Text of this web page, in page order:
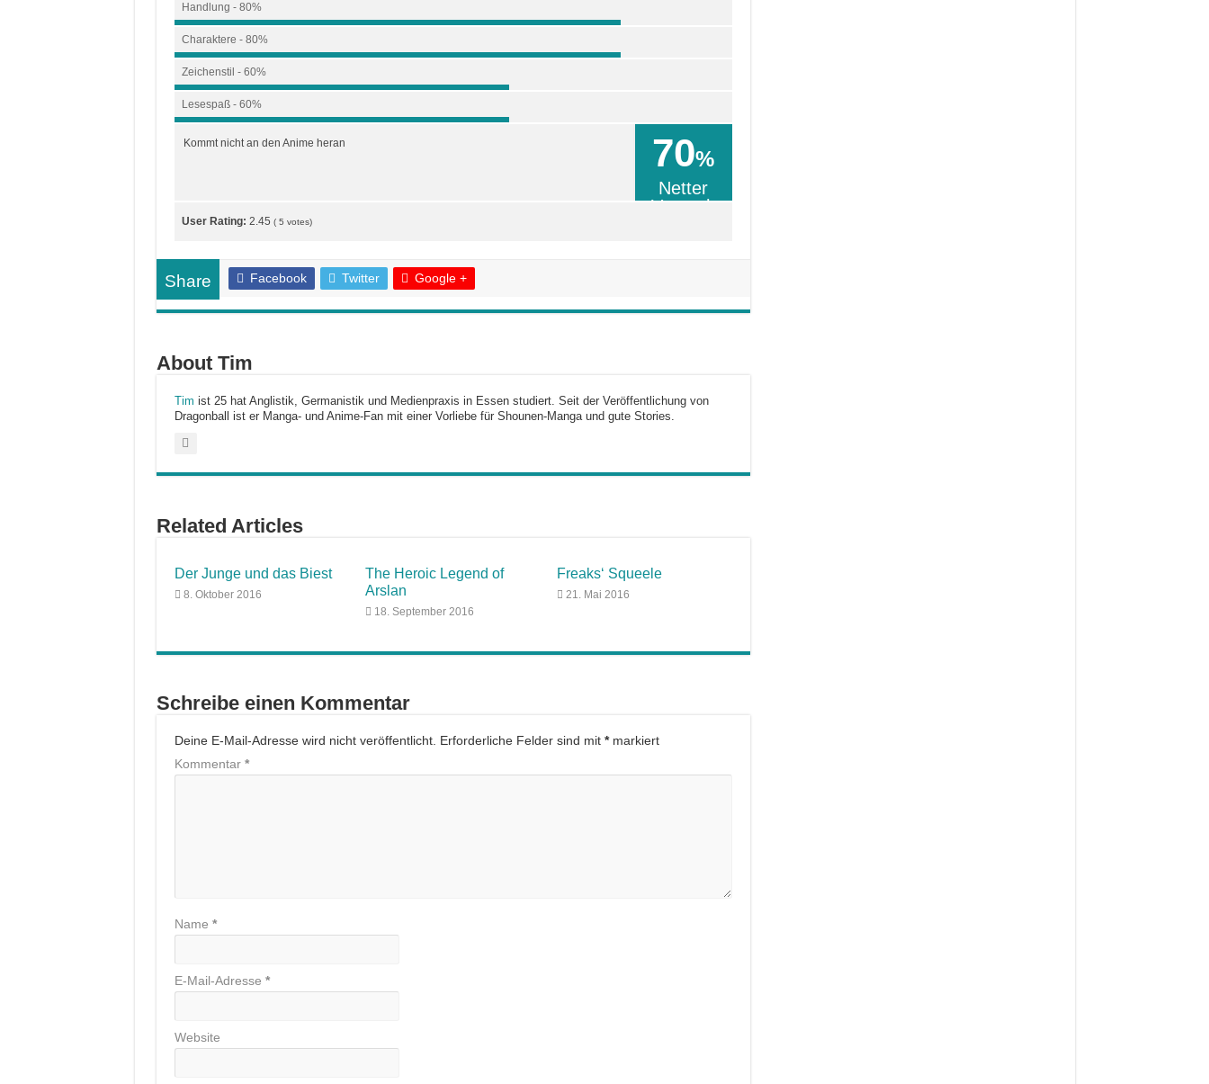
Handlung - 80%
Charaktere - 80%
Zeichenstil - 60%
Lesespaß - 60%
70%
Netter
Versuch
Kommt nicht an den Anime heran
User Rating: 2.45 ( 5 votes)
Share Facebook Twitter Google +
About Tim
Tim ist 25 hat Anglistik, Germanistik und Medienpraxis in Essen studiert. Seit der Veröffentlichung von
Dragonball ist er Manga- und Anime-Fan mit einer Vorliebe für Shounen-Manga und gute Stories.
Related Articles
Der Junge und das Biest
8. Oktober 2016
The Heroic Legend of
Arslan
18. September 2016
Freaks‘ Squeele
21. Mai 2016
Schreibe einen Kommentar
Deine E-Mail-Adresse wird nicht veröffentlicht. Erforderliche Felder sind mit *markiert
Kommentar *
Name *
E-Mail-Adresse *
Website